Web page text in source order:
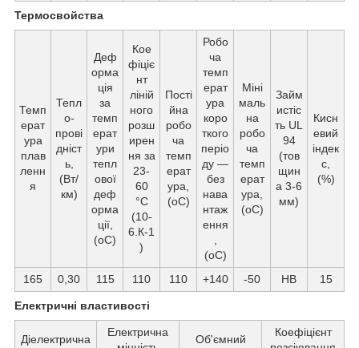
Термосвойства
Темп
ерат
ура
плав
ленн
я
Тепл
о-
прові
дніст
ь,
(Вт/
км)
Деф
орма
ція
за
темп
ерат
ури
тепл
ової
деф
орма
ції,
(oС)
Кое
фіціє
нт
ліній
ного
розш
ирен
ня за
23-
60
°C
(10-
6.К-1
)
Пості
йна
робо
ча
темп
ерат
ура,
(oС)
Робо
ча
темп
ерат
ура
коро
ткого
періо
ду —
без
нава
нтаж
ення
(oС)
Міні
маль
на
робо
ча
темп
ерат
ура,
(oС)
Займ
истіс
ть UL
94
(тов
щин
а 3-6
мм)
Кисн
евий
індек
с,
(%)
165 0,30 115 110 110 +140 -50 HB 15
Електричні властивості
Діелектрична
Електрична
Об'ємний
Коефіцієнт